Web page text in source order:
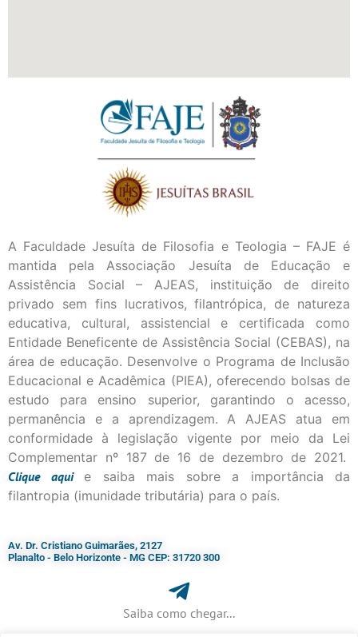
A Faculdade Jesuíta de Filosofia e Teologia – FAJE é
mantida pela Associação Jesuíta de Educação e
Assistência Social – AJEAS, instituição de direito
privado sem fins lucrativos, filantrópica, de natureza
educativa, cultural, assistencial e certificada como
Entidade Beneficente de Assistência Social (CEBAS), na
área de educação. Desenvolve o Programa de Inclusão
Educacional e Acadêmica (PIEA), oferecendo bolsas de
estudo para ensino superior, garantindo o acesso,
permanência e a aprendizagem. A AJEAS atua em
conformidade à legislação vigente por meio da Lei
Complementar nº 187 de 16 de dezembro de 2021.
Cliqueaqui
e saiba mais sobre a importância da
filantropia (imunidade tributária) para o país.
Av. Dr. Cristiano Guimarães, 2127
Planalto - Belo Horizonte - MG CEP: 31720 300
Saiba como chegar...